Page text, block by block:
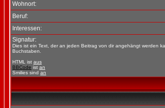
Wohnort:
Beruf:
Interessen:
Signatur:
Dies ist ein Text, der an jeden Beitrag von dir angehängt werden
Buchstaben.
HTML ist aus
BBCode ist an
Smilies sind an